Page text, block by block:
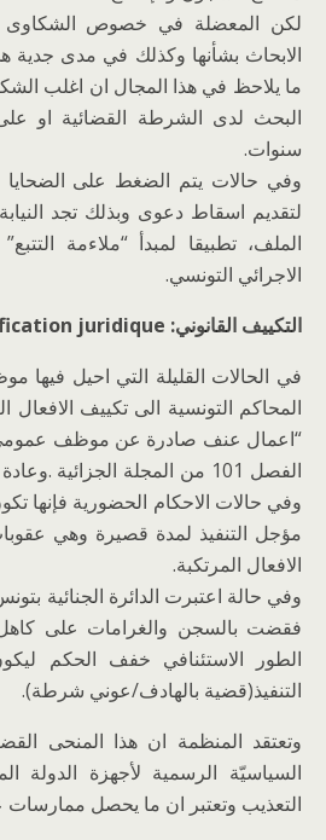
لكن المعضلة في خصوص
الابحاث بشأنها وكذلك في مدى جدية
ما يلاحظ في هذا المجال ان اغلب
البحث لدى الشرطة القضائية او
سنوات.
وفي حالات يتم الضغط على
لتقديم اسقاط دعوى وبذلك تجد
الملف، تطبيقا لمبدأ “ملاءمة
الاجرائي التونسي.
التكييف القانوني: qualification juridique :
في الحالات القليلة التي احيل فيها
المحاكم التونسية الى تكييف الافعال
“اعمال عنف صادرة عن موظف
الفصل 101 من المجلة الجزائية
وفي حالات الاحكام الحضورية فإنها
مؤجل التنفيذ لمدة قصيرة وهي
الافعال المرتكبة.
وفي حالة اعتبرت الدائرة الجنائية
فقضت بالسجن والغرامات على
الطور الاستئنافي خفف الحكم
التنفيذ(قضية بالهادف/عوني شرطة).
وتعتقد المنظمة ان هذا المنحى
السياسيّة الرسمية لأجهزة الدولة
التعذيب وتعتبر ان ما يحصل